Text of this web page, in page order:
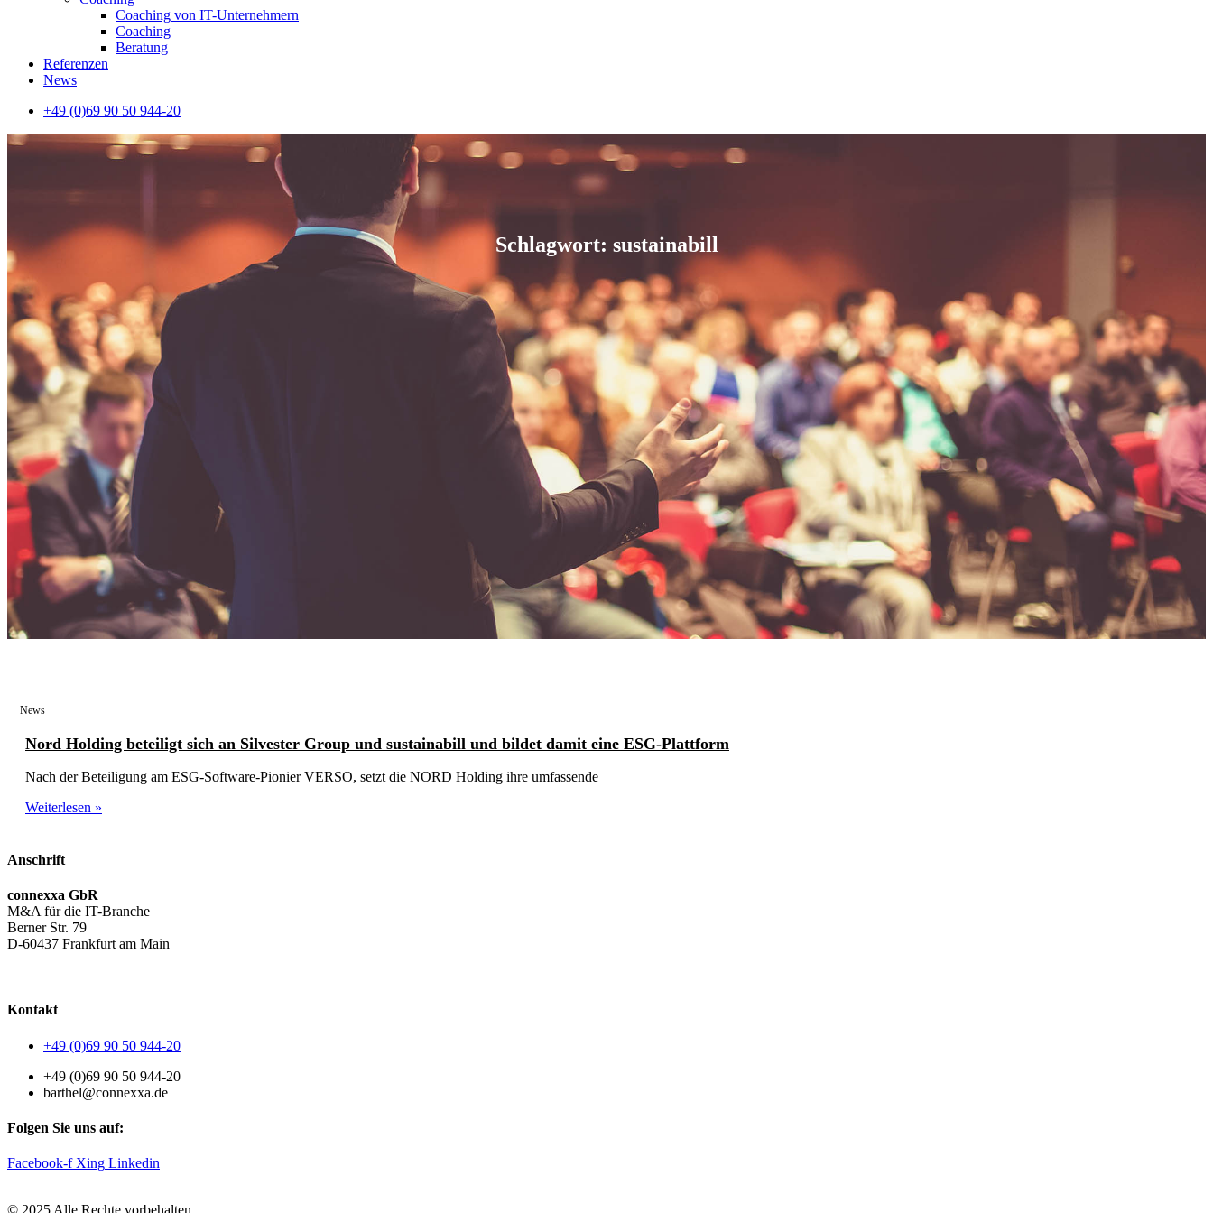
Coaching von IT-Unternehmern
Coaching
Beratung
Referenzen
News
+49 (0)69 90 50 944-20
Schlagwort: sustainabill
News
Nord Holding beteiligt sich an Silvester Group und sustainabill und bildet damit eine ESG-Plattform
Nach der Beteiligung am ESG-Software-Pionier VERSO, setzt die NORD Holding ihre umfassende
Weiterlesen »
Anschrift
connexxa GbR
M&A für die IT-Branche
Berner Str. 79
D-60437 Frankfurt am Main
Kontakt
+49 (0)69 90 50 944-20
+49 (0)69 90 50 944-20
barthel@connexxa.de
Folgen Sie uns auf:
Facebook-f Xing Linkedin